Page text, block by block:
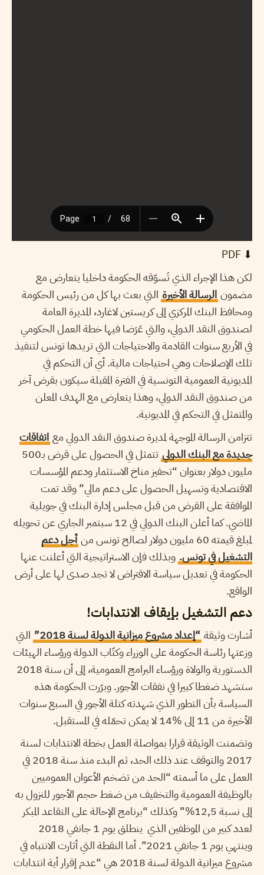
⬇︎ PDF
لكن هذا الإجراء الذي تَسوّقه الحكومة داخليا يتعارض مع
مضمون الرسالة الأخيرة التي بعث بها كل من رئيس الحكومة
ومحافظ البنك المركزي إلى كريستين لاغارد، المديرة العامة
لصندوق النقد الدولي، والتي عَرَضا فيها خطة العمل الحكومي
في الأربع سنوات القادمة والاحتياجات التي تريدها تونس لتنفيذ
تلك الإصلاحات وهي احتياجات مالية. أي أن التحكم في
المديونية العمومية التونسية في الفترة المقبلة سيكون بقرض آخر
من صندوق النقد الدولي، وهذا يتعارض مع الهدف المعلن
والمتمثل في التحكم في المديونية.
تتزامن الرسالة الموجهة لمديرة صندوق النقد الدولي مع اتفاقات
جديدة مع البنك الدولي
تتمثل في الحصول على قرض بـ500
مليون دولار بعنوان “تحفيز مناخ الاستثمار ودعم المؤسسات
الاقتصادية وتسهيل الحصول على دعم مالي” وقد تمت
الموافقة على القرض من قبل مجلس إدارة البنك في جويلية
الماضي. كما أعلن البنك الدولي في 12 سبتمبر الجاري عن تحويله
لمبلغ قيمته 60 مليون دولار لصالح تونس من
أجل دعم
التشغيل في تونس. وبذلك فإن الاستراتيجية التي أعلنت عنها
الحكومة في تعديل سياسة الاقتراض لا تجد صدى لها على أرض
الواقع.
دعم التشغيل بإيقاف الانتدابات!
أشارت وثيقة “إعداد مشروع ميزانية الدولة لسنة 2018”
التي
وزعتها رئاسة الحكومة على الوزراء وكتّاب الدولة ورؤساء الهيئات
الدستورية والولاة ورؤساء البرامج العمومية، إلى أن سنة 2018
ستشهد ضغطا كبيرا في نفقات الأجور. وبرّرت الحكومة هذه
السياسة بأن التطور الذي شهدته كتلة الأجور في السبع سنوات
الأخيرة من 11 إلى %14 لا يمكن تحمّله في المستقبل.
وتضمنت الوثيقة قرارا بمواصلة العمل بخطة الانتدابات لسنة
2017 والتوقف عند ذلك الحد، ثم البدء منذ سنة 2018 في
العمل على ما أسمته “الحد من تضخم الأعوان العموميين
بالوظيفة العمومية والتخفيف من ضغط حجم الأجور للنزول به
إلى نسبة 12,5%” وكذلك “برنامج الإحالة على التقاعد المبكر
لعدد كبير من الموظفين الذي ينطلق يوم 1 جانفي 2018
وينتهي يوم 1 جانفي 2021”. أما النقطة التي أثارت الانتباه في
مشروع ميزانية الدولة لسنة 2018 هي “عدم إقرار أية انتدابات